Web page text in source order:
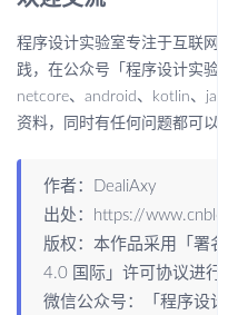
程序设计实验室专注于互联网
践，在公众号「程序设计实验
netcore、android、kotlin、java
资料，同时有任何问题都可以在
作者：DealiAxy
出处：
https://
版权：本作品采用「 署名-
4.0 国际 」许可协议进行许
微信公众号：「程序设计